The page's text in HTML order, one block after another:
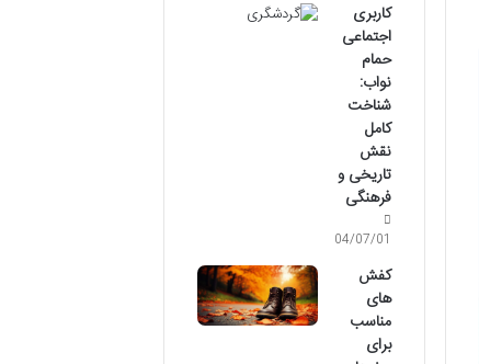
کاربری
اجتماعی
حمام
نواب:
شناخت
کامل
نقش
تاریخی و
فرهنگی
04/07/01
کفش
های
مناسب
برای